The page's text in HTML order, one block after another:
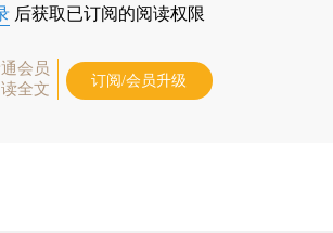
后获取已订阅的阅读权限
会员
全文
订阅/会员升级